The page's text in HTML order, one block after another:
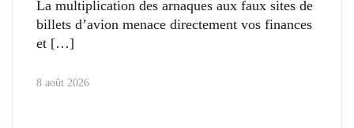
La multiplication des arnaques aux faux sites de
billets d’avion menace directement vos finances
et
8 août 2026